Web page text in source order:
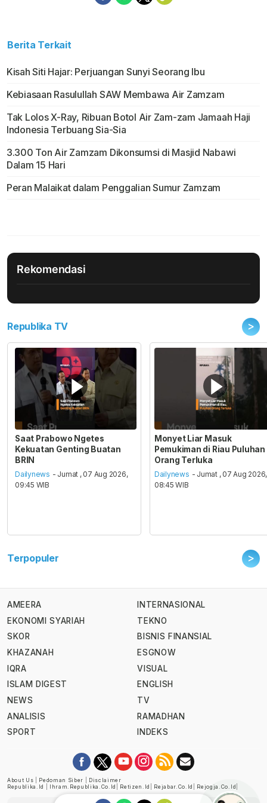
Berita Terkait
Kisah Siti Hajar: Perjuangan Sunyi Seorang Ibu
Kebiasaan Rasulullah SAW Membawa Air Zamzam
Tak Lolos X-Ray, Ribuan Botol Air Zam-zam Jamaah Haji
Indonesia Terbuang Sia-Sia
3.300 Ton Air Zamzam Dikonsumsi di Masjid Nabawi
Dalam 15 Hari
Peran Malaikat dalam Penggalian Sumur Zamzam
Rekomendasi
Republika TV >
Saat Prabowo Ngetes
Kekuatan Genting Buatan
BRIN
Dailynews - Jumat , 07 Aug 2026,
09:45 WIB
Monyet Liar Masuk
Pemukiman di Riau Puluhan
Orang Terluka
Dailynews - Jumat , 07 Aug 2026,
08:45 WIB
Terpopuler >
AMEERA
EKONOMI SYARIAH
SKOR
KHAZANAH
IQRA
ISLAM DIGEST
NEWS
ANALISIS
SPORT
INTERNASIONAL
TEKNO
BISNIS FINANSIAL
ESGNOW
VISUAL
ENGLISH
TV
RAMADHAN
INDEKS
About Us Pedoman Siber
Disclaimer
Republika.id
Ihram.republika.co.id Retizen.id Rejabar.co.id Rejogja.co.id